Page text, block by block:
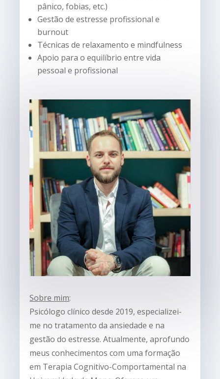
pânico, fobias, etc.)
Gestão de estresse profissional e
burnout
Técnicas de relaxamento e mindfulness
Apoio para o equilíbrio entre vida
pessoal e profissional
Sobre mim:
Psicólogo clínico desde 2019, especializei-
me no tratamento da ansiedade e na
gestão do estresse. Atualmente, aprofundo
meus conhecimentos com uma formação
em Terapia Cognitivo-Comportamental na